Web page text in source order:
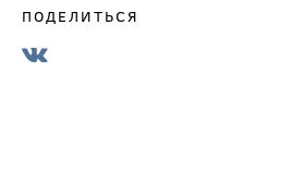
ПОДЕЛИТЬСЯ